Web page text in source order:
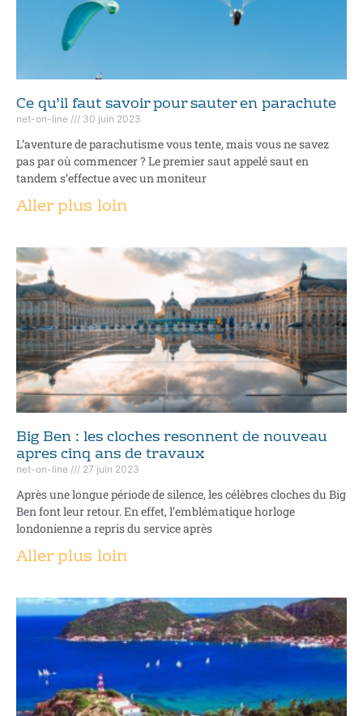
Ce qu’il faut savoir pour sauter en parachute
net-on-line 30 juin 2023
L’aventure de parachutisme vous tente, mais vous ne savez
pas par où commencer ? Le premier saut appelé saut en
tandem s’effectue avec un moniteur
Aller plus loin
Big Ben : les cloches resonnent de nouveau
apres cinq ans de travaux
net-on-line 27 juin 2023
Après une longue période de silence, les célèbres cloches du Big
Ben font leur retour. En effet, l’emblématique horloge
londonienne a repris du service après
Aller plus loin